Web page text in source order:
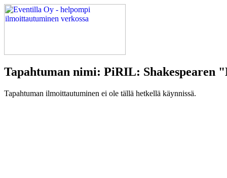
Tapahtuman nimi: PiRIL: Shakespearen
Tapahtuman ilmoittautuminen ei ole tällä hetkellä käynnissä.